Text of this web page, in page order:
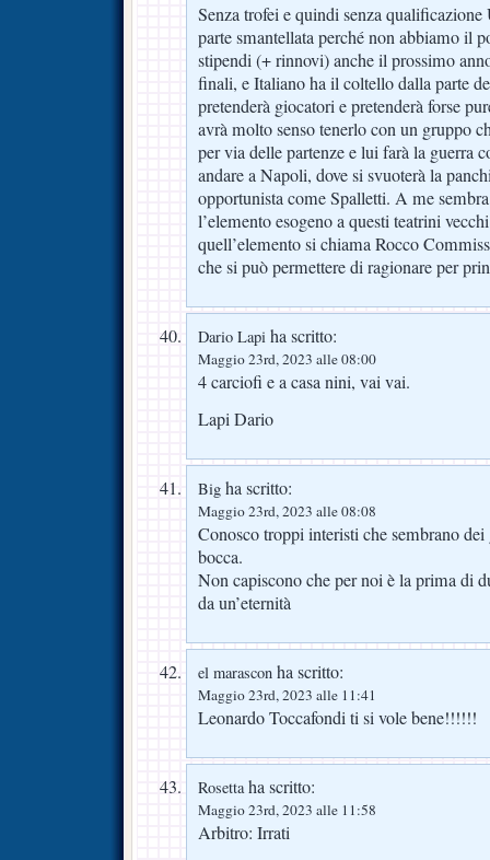
Senza trofei e quindi senza qualificazione
parte smantellata perché non abbiamo il
stipendi (+ rinnovi) anche il prossimo
finali, e Italiano ha il coltello dalla parte
pretenderà giocatori e pretenderà forse
avrà molto senso tenerlo con un gruppo
per via delle partenze e lui farà la guerra
andare a Napoli, dove si svuoterà la
opportunista come Spalletti. A me
l’elemento esogeno a questi teatrini
quell’elemento si chiama Rocco
che si può permettere di ragionare per
Dario Lapi ha scritto:
Maggio 23rd, 2023 alle 08:00
4 carciofi e a casa nini, vai vai.
Lapi Dario
Big ha scritto:
Maggio 23rd, 2023 alle 08:08
Conosco troppi interisti che sembrano
bocca.
Non capiscono che per noi è la prima di
da un’eternità
el marascon ha scritto:
Maggio 23rd, 2023 alle 11:41
Leonardo Toccafondi ti si vole bene!!!!!!
Rosettaha scritto:
Maggio 23rd, 2023 alle 11:58
Arbitro: Irrati